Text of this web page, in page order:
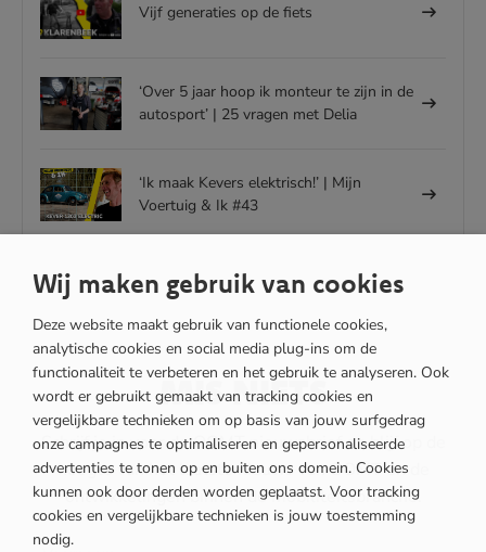
Vijf generaties op de fiets
‘Over 5 jaar hoop ik monteur te zijn in de
autosport’ | 25 vragen met Delia
‘Ik maak Kevers elektrisch!’ | Mijn
Voertuig & Ik #43
MIS NIETS
Schrijf je in voor de OOMT nieuwsbrief en blijf op de
hoogte van het laatste nieuws van OOMT en de
ontwikkelingen binnen de mobiliteitsbranche.
Wij maken gebruik van cookies
Deze website maakt gebruik van functionele cookies,
analytische cookies en social media plug-ins om de
functionaliteit te verbeteren en het gebruik te analyseren. Ook
wordt er gebruikt gemaakt van tracking cookies en
vergelijkbare technieken om op basis van jouw surfgedrag
onze campagnes te optimaliseren en gepersonaliseerde
advertenties te tonen op en buiten ons domein. Cookies
kunnen ook door derden worden geplaatst. Voor tracking
cookies en vergelijkbare technieken is jouw toestemming
nodig.